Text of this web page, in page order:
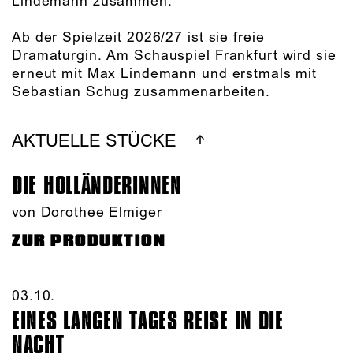
Ab der Spielzeit 2026/27 ist sie freie
Dramaturgin. Am Schauspiel Frankfurt wird sie
erneut mit Max Lindemann und erstmals mit
Sebastian Schug zusammenarbeiten.
AKTUELLE STÜCKE
DIE HOLLÄNDER­INNEN
von Dorothee Elmiger
ZUR PRODUKTION
03.10.​
EINES LANGEN TAGES REISE IN DIE
NACHT